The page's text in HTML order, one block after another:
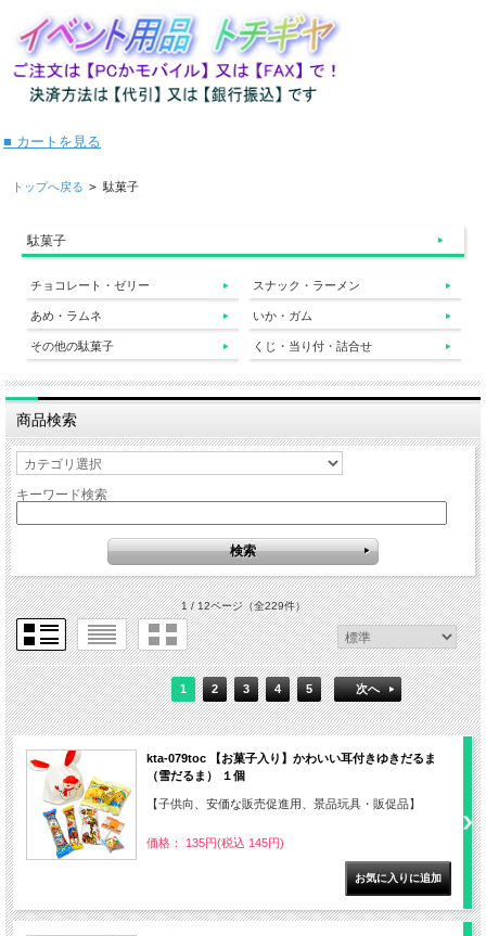
■ カートを見る
トップへ戻る > 駄菓子
駄菓子
チョコレート・ゼリー
あめ・ラムネ
その他の駄菓子
スナック・ラーメン
いか・ガム
くじ・当り付・詰合せ
商品検索
キーワード検索
1 / 12ページ（全229件）
1 2 3 4 5 次へ
kta-079toc 【お菓子入り】かわいい耳付きゆきだるま
（雪だるま） １個
【子供向、安価な販売促進用、景品玩具・販促品】
価格： 135円(税込 145円)